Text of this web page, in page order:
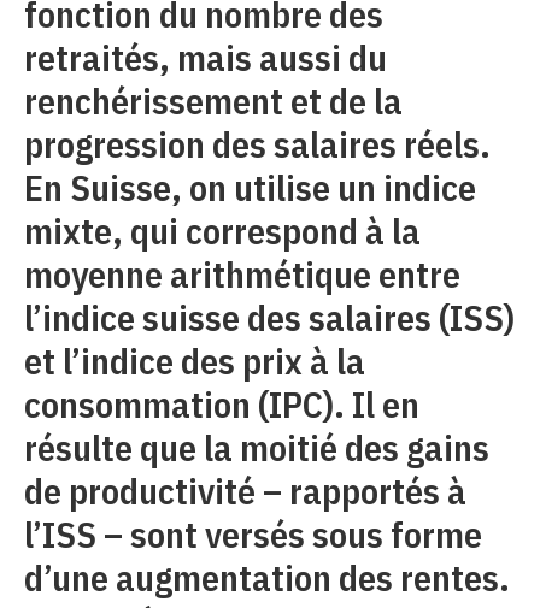
fonction du nombre des
retraités, mais aussi du
renchérissement et de la
progression des salaires réels.
En Suisse, on utilise un indice
mixte, qui correspond à la
moyenne arithmétique entre
l’indice suisse des salaires (ISS)
et l’indice des prix à la
consommation (IPC). Il en
résulte que la moitié des gains
de productivité – rapportés à
l’ISS – sont versés sous forme
d’une augmentation des rentes.